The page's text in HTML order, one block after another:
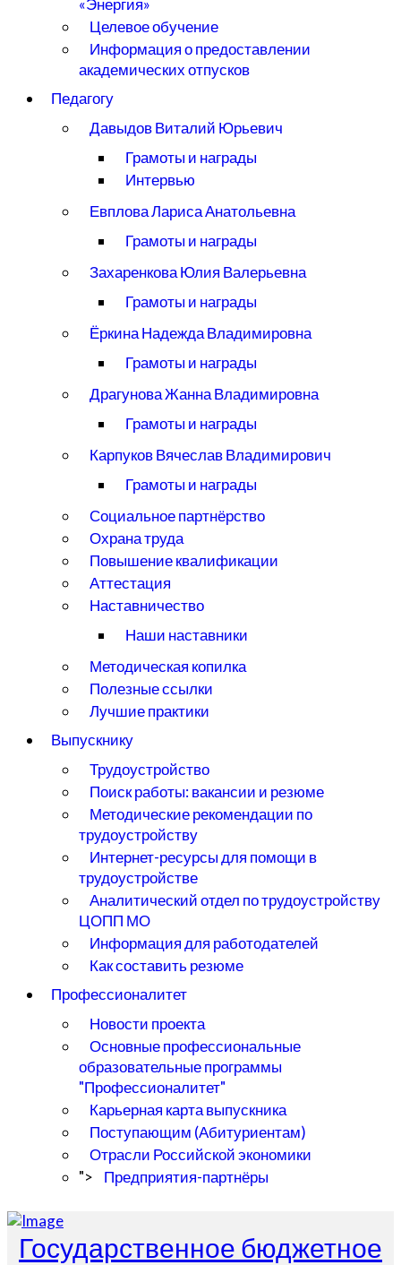
«Энергия»
Целевое обучение
Информация о предоставлении
академических отпусков
Педагогу
Давыдов Виталий Юрьевич
Грамоты и награды
Интервью
Евплова Лариса Анатольевна
Грамоты и награды
Захаренкова Юлия Валерьевна
Грамоты и награды
Ёркина Надежда Владимировна
Грамоты и награды
Драгунова Жанна Владимировна
Грамоты и награды
Карпуков Вячеслав Владимирович
Грамоты и награды
Социальное партнёрство
Охрана труда
Повышение квалификации
Аттестация
Наставничество
Наши наставники
Методическая копилка
Полезные ссылки
Лучшие практики
Выпускнику
Трудоустройство
Поиск работы: вакансии и резюме
Методические рекомендации по
трудоустройству
Интернет-ресурсы для помощи в
трудоустройстве
Аналитический отдел по трудоустройству
ЦОПП МО
Информация для работодателей
Как составить резюме
Профессионалитет
Новости проекта
Основные профессиональные
образовательные программы
"Профессионалитет"
Карьерная карта выпускника
Поступающим (Абитуриентам)
Отрасли Российской экономики
">
Предприятия-партнёры
Государственное бюджетное